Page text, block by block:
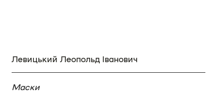
Левицький Леопольд Іванович
Маски